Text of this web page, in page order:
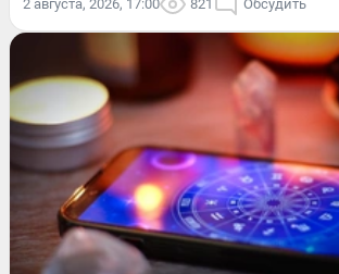
2 августа, 2026, 17:00 821 Обсудить